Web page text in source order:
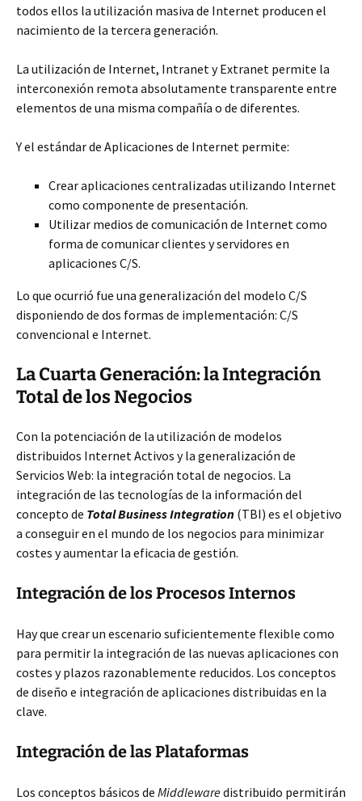
todos ellos la utilización masiva de Internet producen el
nacimiento de la tercera generación.
La utilización de Internet, Intranet y Extranet permite la
interconexión remota absolutamente transparente entre
elementos de una misma compañía o de diferentes.
Y el estándar de Aplicaciones de Internet permite:
Crear aplicaciones centralizadas utilizando Internet
como componente de presentación.
Utilizar medios de comunicación de Internet como
forma de comunicar clientes y servidores en
aplicaciones C/S.
Lo que ocurrió fue una generalización del modelo C/S
disponiendo de dos formas de implementación: C/S
convencional e Internet.
La Cuarta Generación: la Integración
Total de los Negocios
Con la potenciación de la utilización de modelos
distribuidos Internet Activos y la generalización de
Servicios Web: la integración total de negocios. La
integración de las tecnologías de la información del
concepto de Total Business Integration (TBI) es el objetivo
a conseguir en el mundo de los negocios para minimizar
costes y aumentar la eficacia de gestión.
Integración de los Procesos Internos
Hay que crear un escenario suficientemente flexible como
para permitir la integración de las nuevas aplicaciones con
costes y plazos razonablemente reducidos. Los conceptos
de diseño e integración de aplicaciones distribuidas en la
clave.
Integración de las Plataformas
Los conceptos básicos de Middlewaredistribuido permitirán